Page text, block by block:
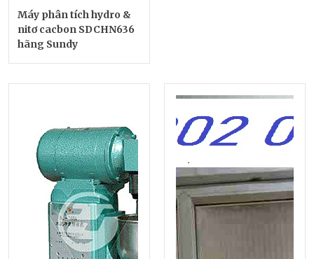
Máy phân tích hydro &
nitơ cacbon SDCHN636
hãng Sundy